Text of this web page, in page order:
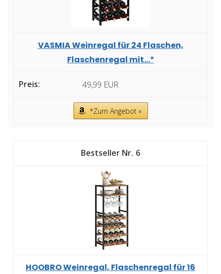
VASMIA Weinregal für 24 Flaschen,
Flaschenregal mit...*
49,99 EUR
*Zum Angebot »
6
HOOBRO Weinregal, Flaschenregal für 16